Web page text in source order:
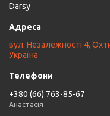
Darsy
вул. Незалежності 4,
Україна
+380 (66) 763-85-67
Анастасія